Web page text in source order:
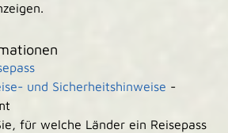
und Sicherheitshinweise -
für welche Länder ein Reisepass